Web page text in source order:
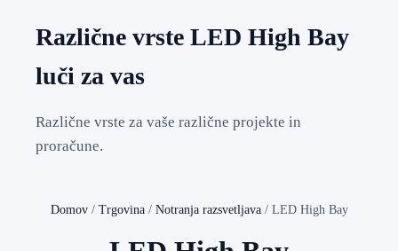
Različne vrste LED High Bay
luči za vas
Različne vrste za vaše različne projekte in
proračune.
Domov/ Trgovina/ Notranja razsvetljava/ LED High Bay